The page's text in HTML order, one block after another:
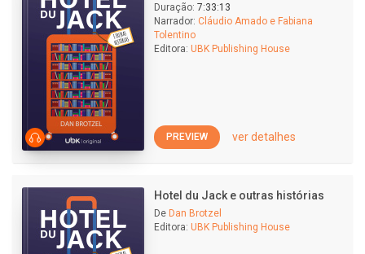
Duração: 7:33:13
Narrador: Cláudio Amado e Fabiana
Tolentino
Editora: UBK Publishing House
PREVIEW ver detalhes
Hotel du Jack e outras histórias
De Dan Brotzel
Editora: UBK Publishing House